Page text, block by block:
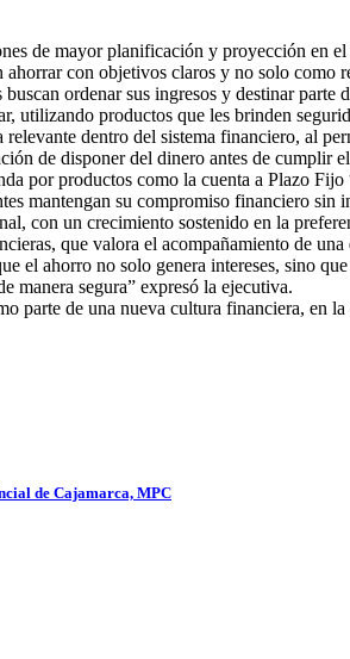
de mayor planificación y proyección en
con objetivos claros y no solo como
ordenar sus ingresos y destinar
utilizando productos que les brinden
dentro del sistema financiero, al
de disponer del dinero antes de cumplir
por productos como la cuenta a Plazo
mantengan su compromiso financiero sin
con un crecimiento sostenido en la
que valora el acompañamiento de
el ahorro no solo genera intereses, sino
manera segura” expresó la ejecutiva.
parte de una nueva cultura financiera, en
de Cajamarca, MPC